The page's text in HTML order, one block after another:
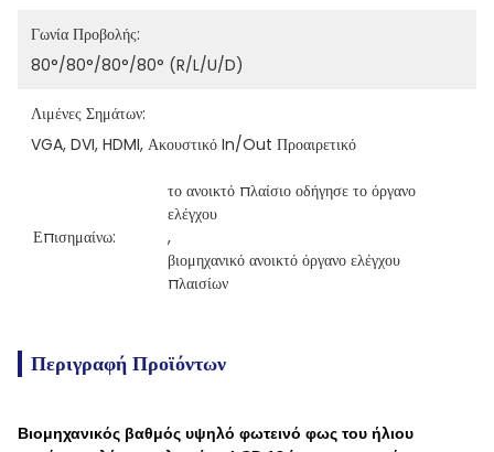
Γωνία Προβολής:
80°/80°/80°/80° (R/L/U/D)
Λιμένες Σημάτων:
VGA, DVI, HDMI, Ακουστικό In/out Προαιρετικό
Επισημαίνω:
το ανοικτό πλαίσιο οδήγησε το όργανο
ελέγχου
,
βιομηχανικό ανοικτό όργανο ελέγχου
πλαισίων
Περιγραφή Προϊόντων
Βιομηχανικός βαθμός υψηλό φωτεινό φως του ήλιου